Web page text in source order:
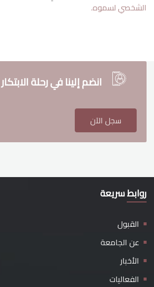
الشخصي لسموه.
انضم إلينا في رحلة
سجل الآن
روابط سريعة
القبول
عن الجامعة
الأخبار
الفعاليات